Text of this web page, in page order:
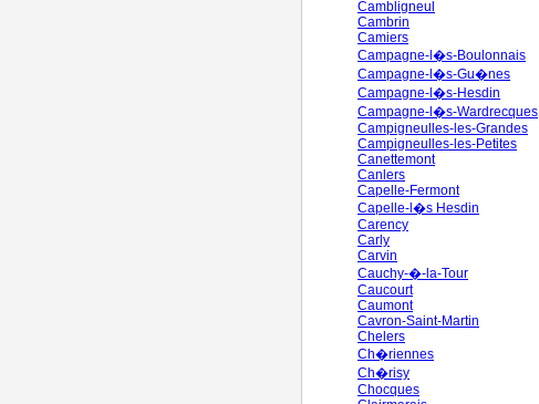
Cambligneul
Cambrin
Camiers
Campagne-l�s-Boulonnais
Campagne-l�s-Gu�nes
Campagne-l�s-Hesdin
Campagne-l�s-Wardrecques
Campigneulles-les-Grandes
Campigneulles-les-Petites
Canettemont
Canlers
Capelle-Fermont
Capelle-l�s Hesdin
Carency
Carly
Carvin
Cauchy-�-la-Tour
Caucourt
Caumont
Cavron-Saint-Martin
Chelers
Ch�riennes
Ch�risy
Chocques